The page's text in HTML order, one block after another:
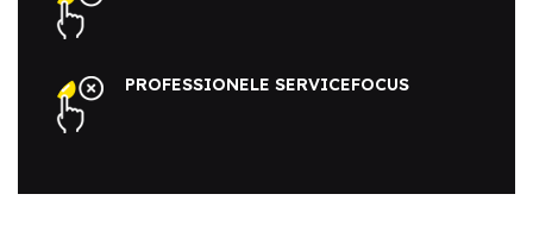
PROFESSIONELE SERVICEFOCUS